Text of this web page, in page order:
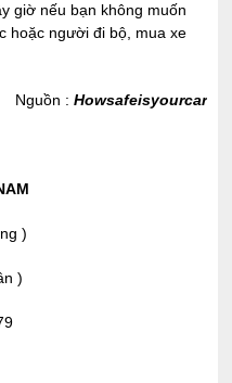
giờ nếu bạn không muốn
hoặc người đi bộ, mua xe
Nguồn : Howsafeisyourcar
)
)